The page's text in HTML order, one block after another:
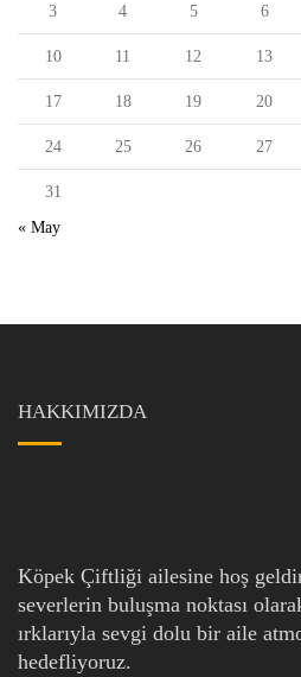
3 4 5 6
10 11 12 13
17 18 19 20
24 25 26 27
31
« May
HAKKIMIZDA
Köpek Çiftliği ailesine hoş
severlerin buluşma noktası
ırklarıyla sevgi dolu bir aile
hedefliyoruz.